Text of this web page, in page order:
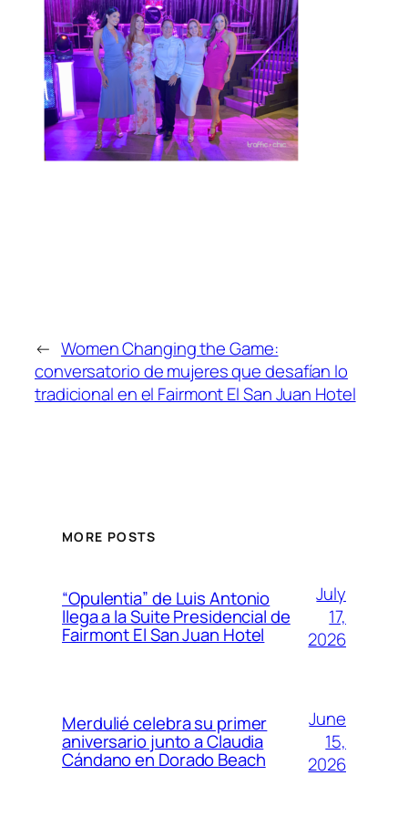
← Women Changing the Game:
conversatorio de mujeres que desafían lo
tradicional en el Fairmont El San Juan Hotel
MORE POSTS
“Opulentia” de Luis Antonio
llega a la Suite Presidencial de
Fairmont El San Juan Hotel
July
17,
2026
Merdulié celebra su primer
aniversario junto a Claudia
Cándano en Dorado Beach
June
15,
2026